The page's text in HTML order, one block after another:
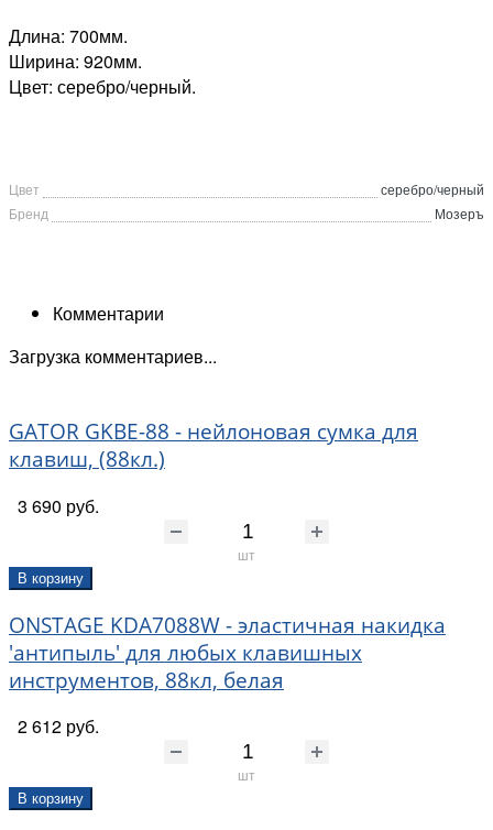
Длина: 700мм.
Ширина: 920мм.
Цвет: серебро/черный.
Цвет
серебро/черный
Бренд
Мозеръ
Комментарии
Загрузка комментариев...
GATOR GKBE-88 - нейлоновая сумка для
клавиш, (88кл.)
3 690 руб.
шт
В корзину
ONSTAGE KDA7088W - эластичная накидка
'антипыль' для любых клавишных
инструментов, 88кл, белая
2 612 руб.
шт
В корзину